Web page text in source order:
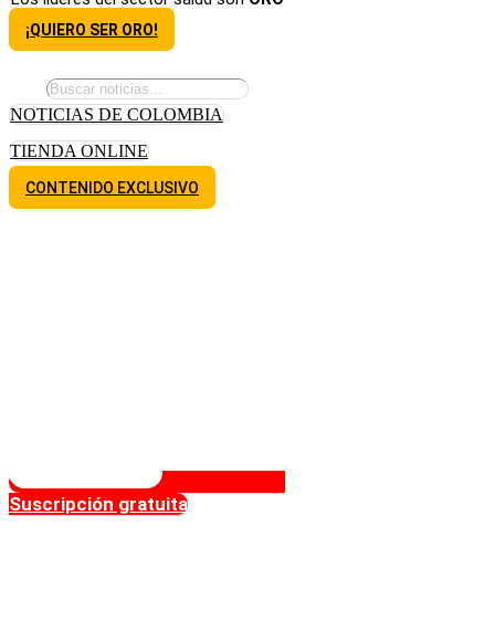
¡QUIERO SER ORO!
NOTICIAS DE COLOMBIA
TIENDA ONLINE
CONTENIDO EXCLUSIVO
Suscripción gratuita